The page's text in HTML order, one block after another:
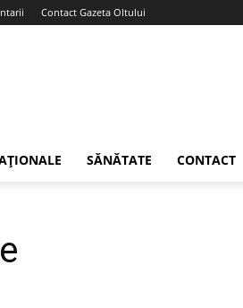
Contact Gazeta Oltului
SĂNĂTATE CONTACT